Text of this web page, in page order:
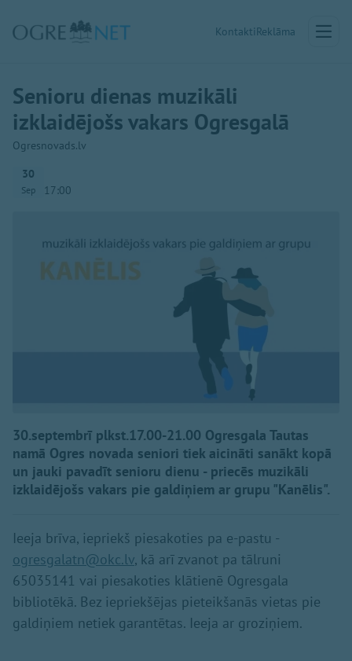
KontaktiReklāma
Senioru dienas muzikāli
izklaidējošs vakars Ogresgalā
Ogresnovads.lv
30
Sep 17:00
30.septembrī plkst.17.00-21.00 Ogresgala Tautas
namā Ogres novada seniori tiek aicināti sanākt kopā
un jauki pavadīt senioru dienu - priecēs muzikāli
izklaidējošs vakars pie galdiņiem ar grupu "Kanēlis".
Ieeja brīva, iepriekš piesakoties pa e-pastu -
ogresgalatn@okc.lv, kā arī zvanot pa tālruni
65035141 vai piesakoties klātienē Ogresgala
bibliotēkā. Bez iepriekšējas pieteikšanās vietas pie
galdiņiem netiek garantētas. Ieeja ar groziņiem.